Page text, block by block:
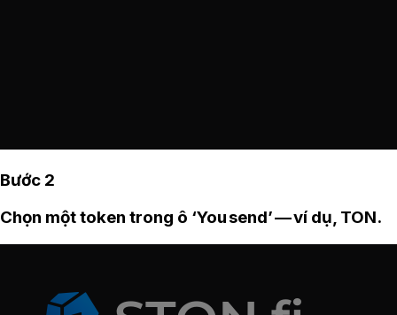
Bước 2
Chọn một token trong ô ‘You send’ — ví dụ, TON.